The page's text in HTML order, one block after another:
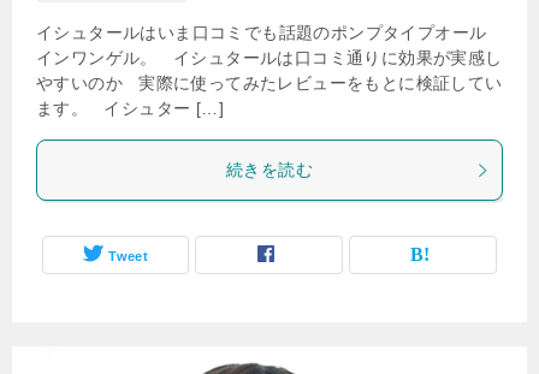
イシュタールはいま口コミでも話題のポンプタイプオール
インワンゲル。 イシュタールは口コミ通りに効果が実感し
やすいのか 実際に使ってみたレビューをもとに検証してい
ます。 イシュター […]
続きを読む
Tweet